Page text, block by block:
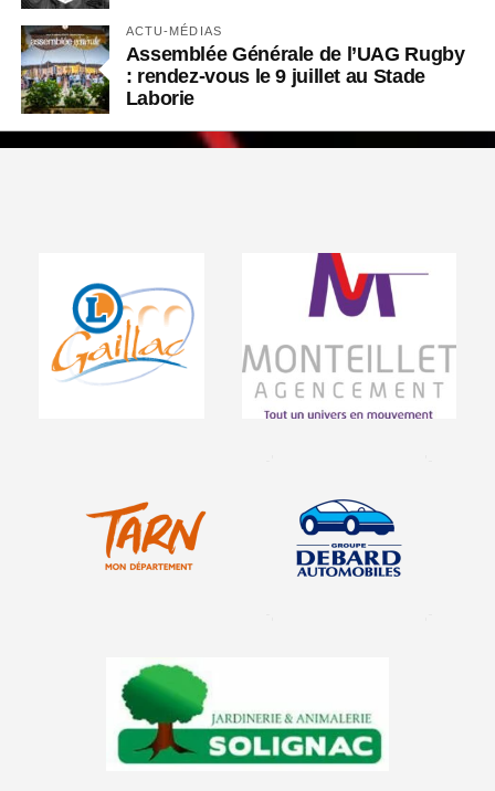
ACTU-MÉDIAS
Assemblée Générale de l’UAG Rugby
: rendez-vous le 9 juillet au Stade
Laborie